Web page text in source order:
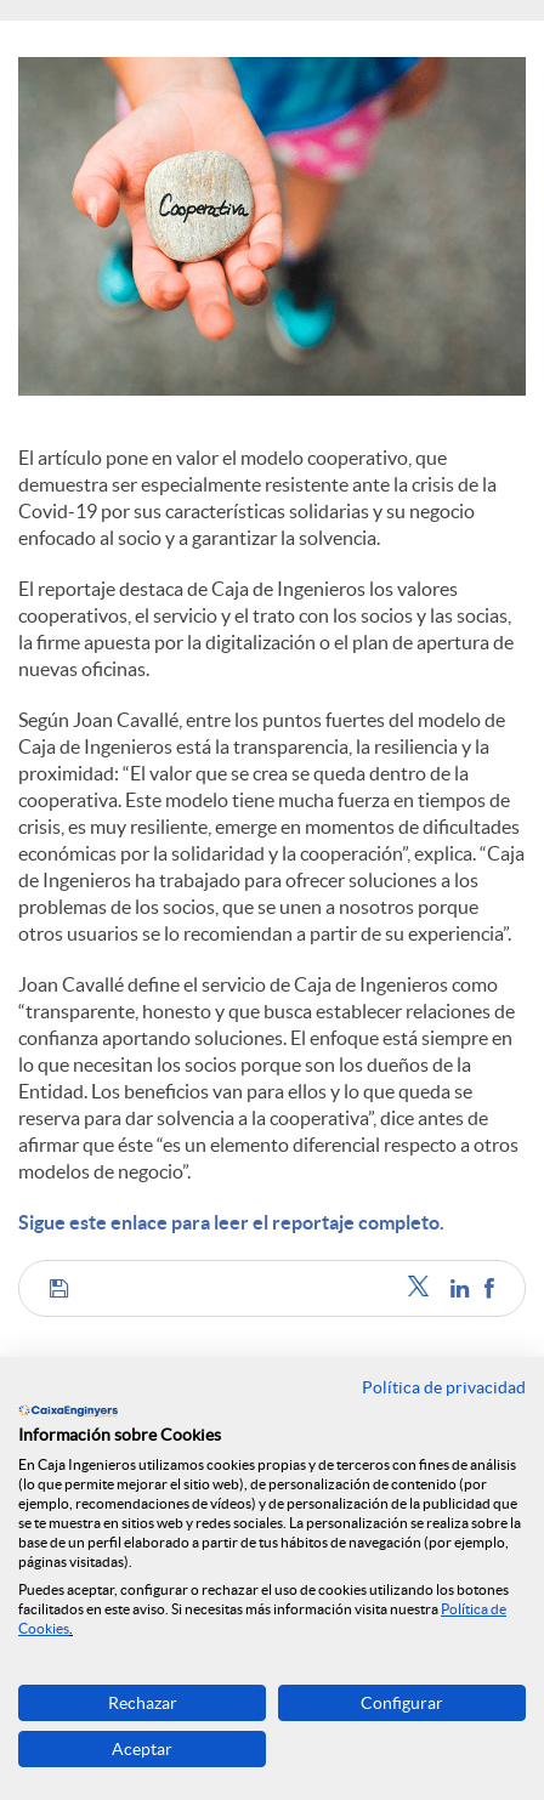
El artículo pone en valor el modelo cooperativo, que
demuestra ser especialmente resistente ante la crisis de la
Covid-19 por sus características solidarias y su negocio
enfocado al socio y a garantizar la solvencia.
El reportaje destaca de Caja de Ingenieros los valores
cooperativos, el servicio y el trato con los socios y las socias,
la firme apuesta por la digitalización o el plan de apertura de
nuevas oficinas.
Según Joan Cavallé, entre los puntos fuertes del modelo de
Caja de Ingenieros está la transparencia, la resiliencia y la
proximidad: “El valor que se crea se queda dentro de la
cooperativa. Este modelo tiene mucha fuerza en tiempos de
crisis, es muy resiliente, emerge en momentos de dificultades
económicas por la solidaridad y la cooperación”, explica. “Caja
de Ingenieros ha trabajado para ofrecer soluciones a los
problemas de los socios, que se unen a nosotros porque
otros usuarios se lo recomiendan a partir de su experiencia”.
Joan Cavallé define el servicio de Caja de Ingenieros como
“transparente, honesto y que busca establecer relaciones de
confianza aportando soluciones. El enfoque está siempre en
lo que necesitan los socios porque son los dueños de la
Entidad. Los beneficios van para ellos y lo que queda se
reserva para dar solvencia a la cooperativa”, dice antes de
afirmar que éste “es un elemento diferencial respecto a otros
modelos de negocio”.
Sigue este enlace para leer el reportaje completo.
C
o
m
p
a
r
Noticias relacionadas
NEWS & YOU n.º 12
Caja Ingenieros continúa ampliando su red de
oficinas y llega a Reus
estabilidad económica
Caja Ingenieros prevé una segunda mitad de 2026
marcada por la volatilidad geopolítica y la
Política de privacidad
Información sobre Cookies
En Caja Ingenieros utilizamos cookies propias y de terceros con fines de análisis
(lo que permite mejorar el sitio web), de personalización de contenido (por
ejemplo, recomendaciones de vídeos) y de personalización de la publicidad que
se te muestra en sitios web y redes sociales. La personalización se realiza sobre la
base de un perfil elaborado a partir de tus hábitos de navegación (por ejemplo,
páginas visitadas).
Puedes aceptar, configurar o rechazar el uso de cookies utilizando los botones
facilitados en este aviso. Si necesitas más información visita nuestra Política de
Cookies
Rechazar Configurar
Aceptar